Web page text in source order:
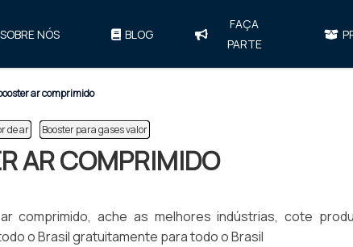
SOBRE NÓS BLOG
FAÇA
PARTE
ar comprimido
de ar Booster para gases valor
AR COMPRIMIDO
comprimido, ache as melhores indústrias, cote
o Brasil gratuitamente para todo o Brasil